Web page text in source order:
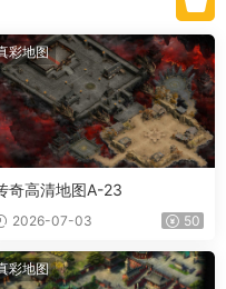
彩地图
奇高清地图A-23
2026-07-03 50
彩地图